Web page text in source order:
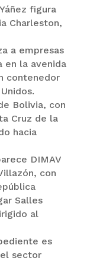
figura
Charleston,
a empresas
en la avenida
contenedor
Bolivia, con
Cruz de la
hacia
DIMAV
con
Salles
al
es
sector